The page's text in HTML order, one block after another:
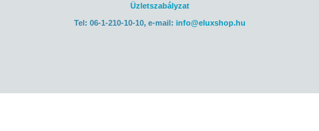
Üzletszabályzat
Tel: 06-1-210-10-10, e-mail: info@eluxshop.hu